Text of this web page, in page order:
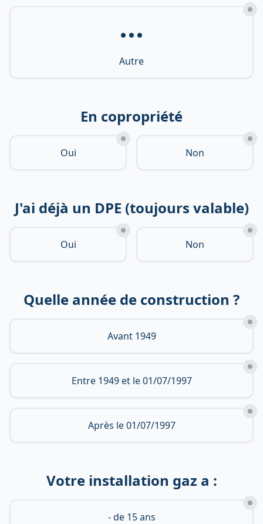
Autre
En copropriété
Oui Non
J'ai déjà un DPE (toujours valable)
Oui Non
Quelle année de construction ?
Avant 1949
Entre 1949 et le 01/07/1997
Après le 01/07/1997
Votre installation gaz a :
- de 15 ans